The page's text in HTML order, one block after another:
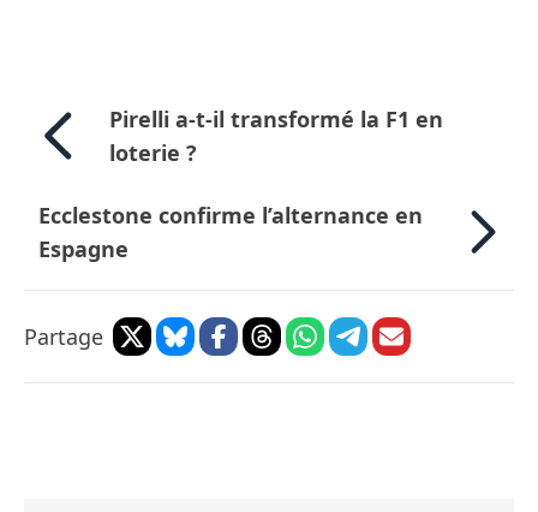
Pirelli a-t-il transformé la F1 en
loterie ?
Ecclestone confirme l’alternance en
Espagne
Partage